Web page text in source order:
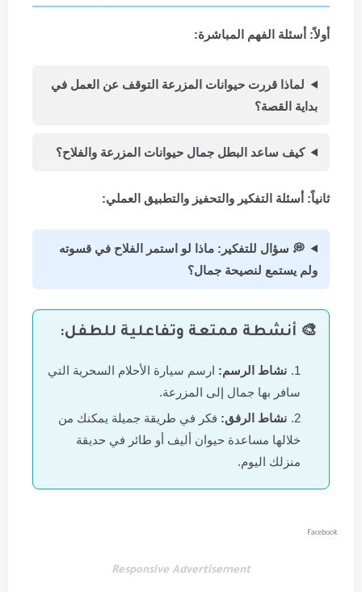
أولاً: أسئلة الفهم المباشرة:
لماذا قررت حيوانات المزرعة التوقف عن العمل في
بداية القصة؟
كيف ساعد البطل جمال حيوانات المزرعة والفلاح؟
ثانياً: أسئلة التفكير والتحفيز والتطبيق العملي:
💭 سؤال للتفكير: ماذا لو استمر الفلاح في قسوته
ولم يستمع لنصيحة جمال؟
🎨 أنشطة ممتعة وتفاعلية للطفل:
نشاط الرسم: ارسم سيارة الأحلام السحرية التي
سافر بها جمال إلى المزرعة.
نشاط الرفق: فكر في طريقة جميلة يمكنك من
خلالها مساعدة حيوان أليف أو طائر في حديقة
منزلك اليوم.
Facebook
Responsive Advertisement